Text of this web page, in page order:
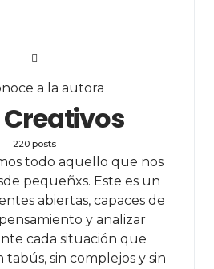
a la autora
Creativos
220 posts
todo aquello que nos
pequeñxs. Este es un
abiertas, capaces de
y analizar
cada situación que
tabús, sin complejos y sin